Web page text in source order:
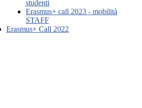
studenti
Erasmus+ call 2023 - mobilità
STAFF
Erasmus+ Call 2022